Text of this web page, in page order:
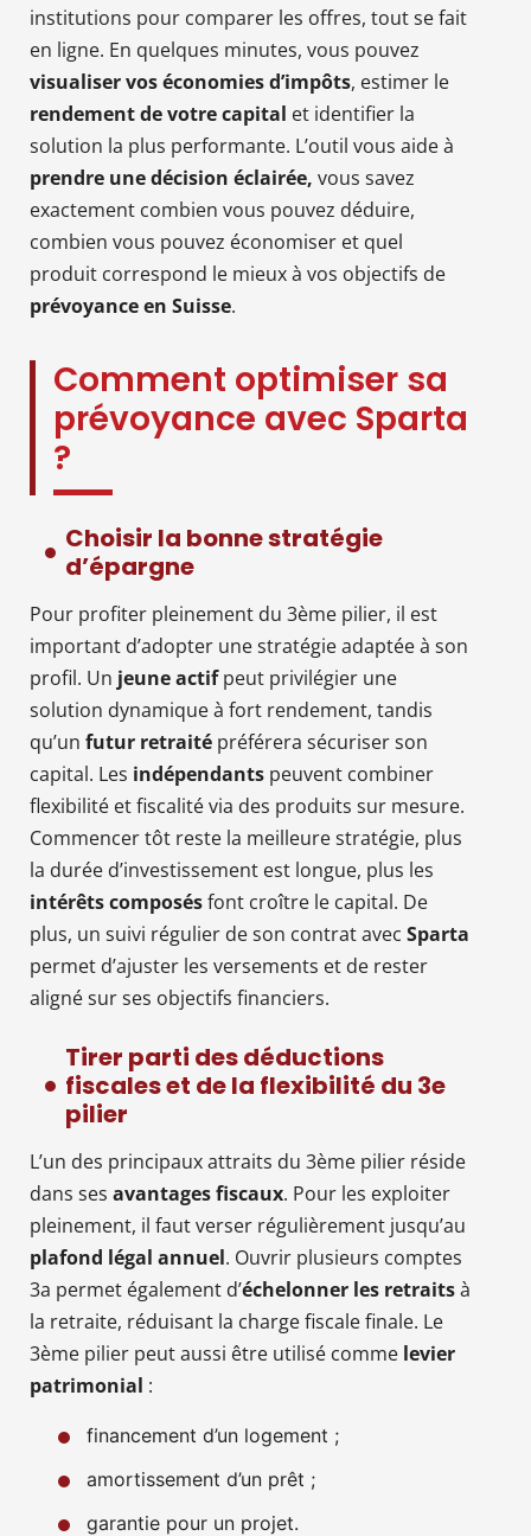
institutions pour comparer les offres, tout se fait
en ligne. En quelques minutes, vous pouvez
visualiser vos économies d’impôts, estimer le
rendement de votre capital et identifier la
solution la plus performante. L’outil vous aide à
prendre une décision éclairée, vous savez
exactement combien vous pouvez déduire,
combien vous pouvez économiser et quel
produit correspond le mieux à vos objectifs de
prévoyance en Suisse.
Comment optimiser sa
prévoyance avec Sparta
?
Choisir la bonne stratégie
d’épargne
Pour profiter pleinement du 3ème pilier, il est
important d’adopter une stratégie adaptée à son
profil. Un jeune actifpeut privilégier une
solution dynamique à fort rendement, tandis
qu’un futur retraité préférera sécuriser son
capital. Les indépendants peuvent combiner
flexibilité et fiscalité via des produits sur mesure.
Commencer tôt reste la meilleure stratégie, plus
la durée d’investissement est longue, plus les
intérêts composésfont croître le capital. De
plus, un suivi régulier de son contrat avec Sparta
permet d’ajuster les versements et de rester
aligné sur ses objectifs financiers.
Tirer parti des déductions
fiscales et de la flexibilité du 3e
pilier
L’un des principaux attraits du 3ème pilier réside
dans ses avantages fiscaux. Pour les exploiter
pleinement, il faut verser régulièrement jusqu’au
plafond légal annuel. Ouvrir plusieurs comptes
3a permet également d’échelonner les retraitsà
la retraite, réduisant la charge fiscale finale. Le
3ème pilier peut aussi être utilisé comme levier
patrimonial :
financement d’un logement ;
amortissement d’un prêt ;
garantie pour un projet.